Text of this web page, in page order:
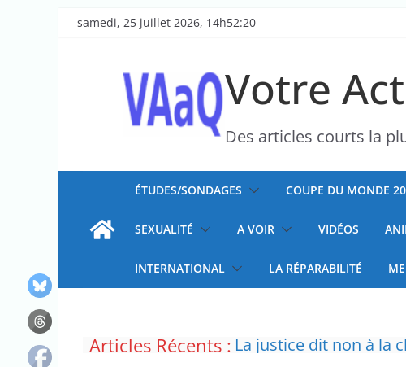
samedi, 25 juillet 2026, 14h52:20
Votre
Des articles courts la
ÉTUDES/SONDAGES COUPE DU MONDE
SEXUALITÉ A VOIR VIDÉOS
INTERNATIONAL LA RÉPARABILITÉ
Articles Récents : L’épidémie d’Ebola a
La justice dit non à la